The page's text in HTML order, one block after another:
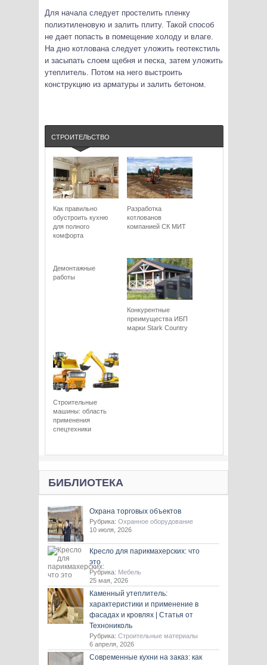
Для начала следует простелить пленку
полиэтиленовую и залить плиту. Такой способ
не дает попасть в помещение холоду и влаге.
На дно котлована следует уложить геотекстиль
и засыпать слоем щебня и песка, затем уложить
утеплитель. Потом на него выстроить
конструкцию из арматуры и залить бетоном.
СТРОИТЕЛЬСТВО
Как правильно
обустроить кухню
для полного
комфорта
Разработка
котлованов
компанией СК МИТ
Демонтажные
работы
Конкурентные
преимущества ИБП
марки Stark Сountry
Строительные
машины: область
применения
спецтехники
БИБЛИОТЕКА
Охрана торговых объектов
Рубрика: Охранное оборудование
10 июля, 2026
Кресло для парикмахерских: что
это
Рубрика: Мебель
25 мая, 2026
Каменный утеплитель:
характеристики и применение в
фасадах и кровлях | Статья от
Технониколь
Рубрика: Строительные материалы
6 апреля, 2026
Современные кухни на заказ: как